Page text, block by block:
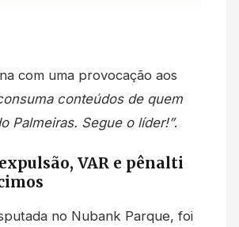
com uma provocação aos
conteúdos de quem
Palmeiras. Segue o líder!”.
VAR e pênalti
no Nubank Parque, foi